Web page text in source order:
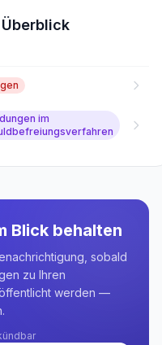
im
Blick behalten
sobald
zu Ihren
werden —